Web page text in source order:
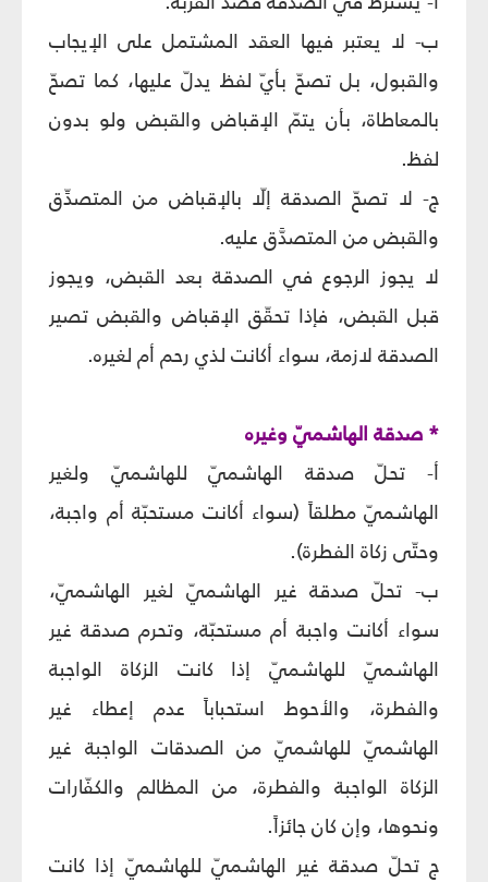
ب- لا يعتبر فيها العقد المشتمل على الإيجاب
والقبول، بل تصحّ بأيّ لفظ يدلّ عليها، كما تصحّ
بالمعاطاة، بأن يتمّ الإقباض والقبض ولو بدون
لفظ.
ج- لا تصحّ الصدقة إلّا بالإقباض من المتصدِّق
والقبض من المتصدَّق عليه.
لا يجوز الرجوع في الصدقة بعد القبض، ويجوز
قبل القبض، فإذا تحقّق الإقباض والقبض تصير
الصدقة لازمة، سواء أكانت لذي رحم أم لغيره.
* صدقة الهاشميّ وغيره
أ- تحلّ صدقة الهاشميّ للهاشميّ ولغير
الهاشميّ مطلقاً (سواء أكانت مستحبّة أم واجبة،
وحتّى زكاة الفطرة).
ب- تحلّ صدقة غير الهاشميّ لغير الهاشميّ،
سواء أكانت واجبة أم مستحبّة، وتحرم صدقة غير
الهاشميّ للهاشميّ إذا كانت الزكاة الواجبة
والفطرة، والأحوط استحباباً عدم إعطاء غير
الهاشميّ للهاشميّ من الصدقات الواجبة غير
الزكاة الواجبة والفطرة، من المظالم والكفّارات
ونحوها، وإن كان جائزاً.
ج تحلّ صدقة غير الهاشميّ للهاشميّ إذا كانت